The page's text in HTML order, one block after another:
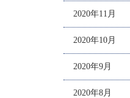
2020年11月
2020年10月
2020年9月
2020年8月